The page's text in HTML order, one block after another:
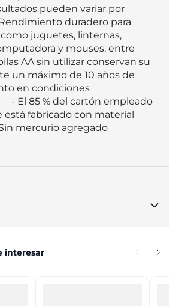
pueden variar por
juguetes, linternas,
y mouses, entre
un máximo de 10 años de
en condiciones
está fabricado con material
- Sin mercurio agregado
interesar